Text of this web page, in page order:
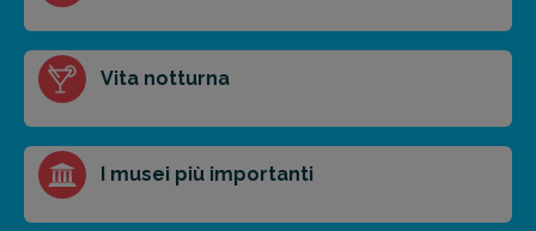
FAI PREVENTIVO
Vita notturna
I musei più importanti